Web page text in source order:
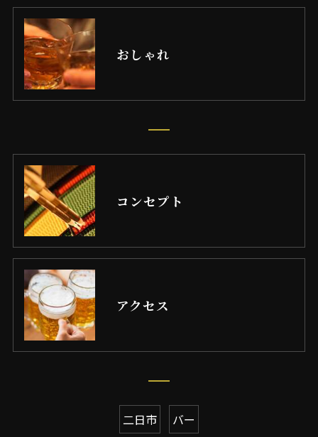
おしゃれ
コンセプト
アクセス
二日市 バー